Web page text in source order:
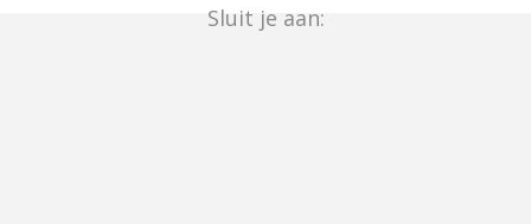
Sluit je aan: